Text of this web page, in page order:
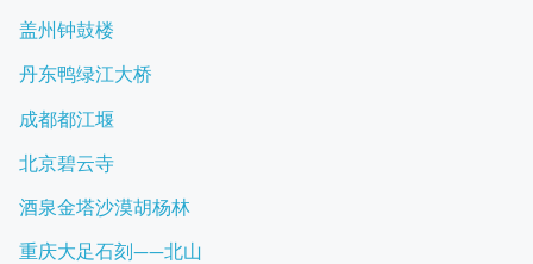
盖州钟鼓楼
丹东鸭绿江大桥
成都都江堰
北京碧云寺
酒泉金塔沙漠胡杨林
重庆大足石刻——北山